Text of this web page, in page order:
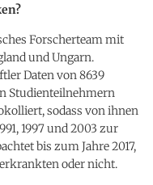
Forscherteam mit
und Ungarn.
Daten von 8639
Studienteilnehmern
sodass von ihnen
1997 und 2003 zur
bis zum Jahre 2017,
oder nicht.